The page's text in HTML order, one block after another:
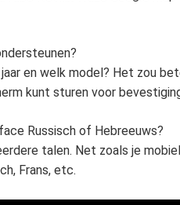
en welk model? Het zou
kunt sturen voor
Russisch of Hebreeuws?
talen. Net zoals je
Frans, etc.